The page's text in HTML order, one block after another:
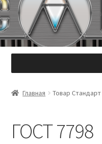
Перейти
навигации
Перейти
содержимому
Главная
КОНТАКТЫ 050 331 53 94
Корзина
Мой аккаунт
Главная Товар Стандарт
ГОСТ 7798